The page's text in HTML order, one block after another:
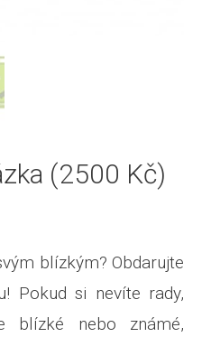
(2500 Kč)
blízkým? Obdarujte
Pokud si nevíte rady,
blízké nebo známé,